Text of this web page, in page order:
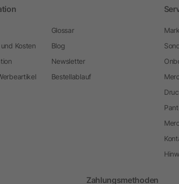
Kosten
Glossar
Blog
Newsletter
Bestellablauf
Zahlungsmethoden